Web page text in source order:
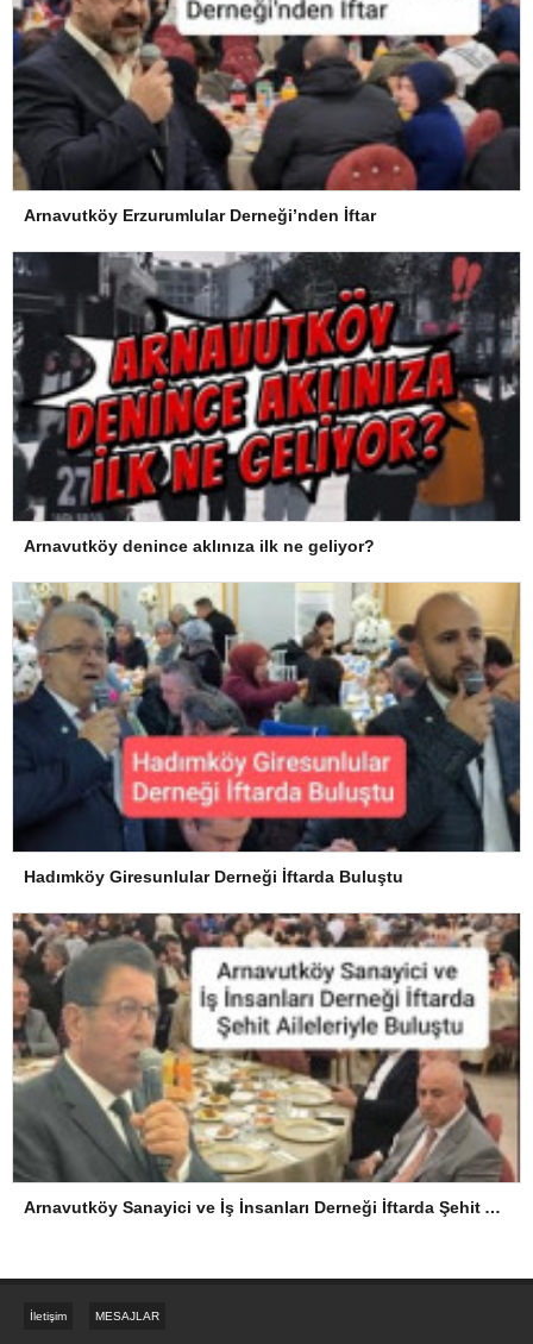
Arnavutköy Erzurumlular Derneği’nden İftar
Arnavutköy denince aklınıza ilk ne geliyor?
Hadımköy Giresunlular Derneği İftarda Buluştu
Arnavutköy Sanayici ve İş İnsanları Derneği İftarda Şehit Aileleriyle Buluştu
İletişim MESAJLAR